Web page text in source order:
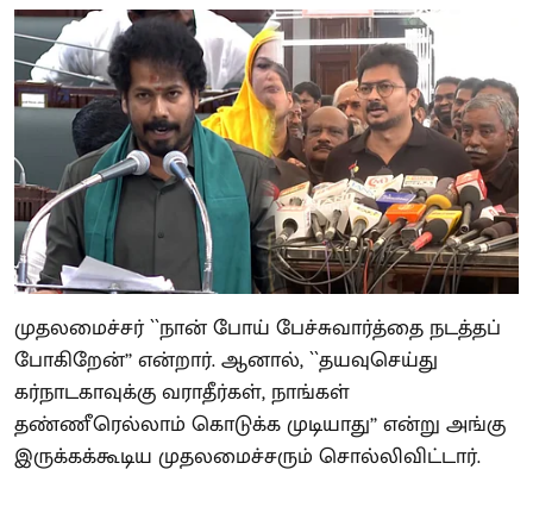
முதலமைச்சர் ``நான் போய் பேச்சுவார்த்தை நடத்தப்
போகிறேன்’’ என்றார். ஆனால், ``தயவுசெய்து
கர்நாடகாவுக்கு வராதீர்கள், நாங்கள்
தண்ணீரெல்லாம் கொடுக்க முடியாது’’ என்று அங்கு
இருக்கக்கூடிய முதலமைச்சரும் சொல்லிவிட்டார்.